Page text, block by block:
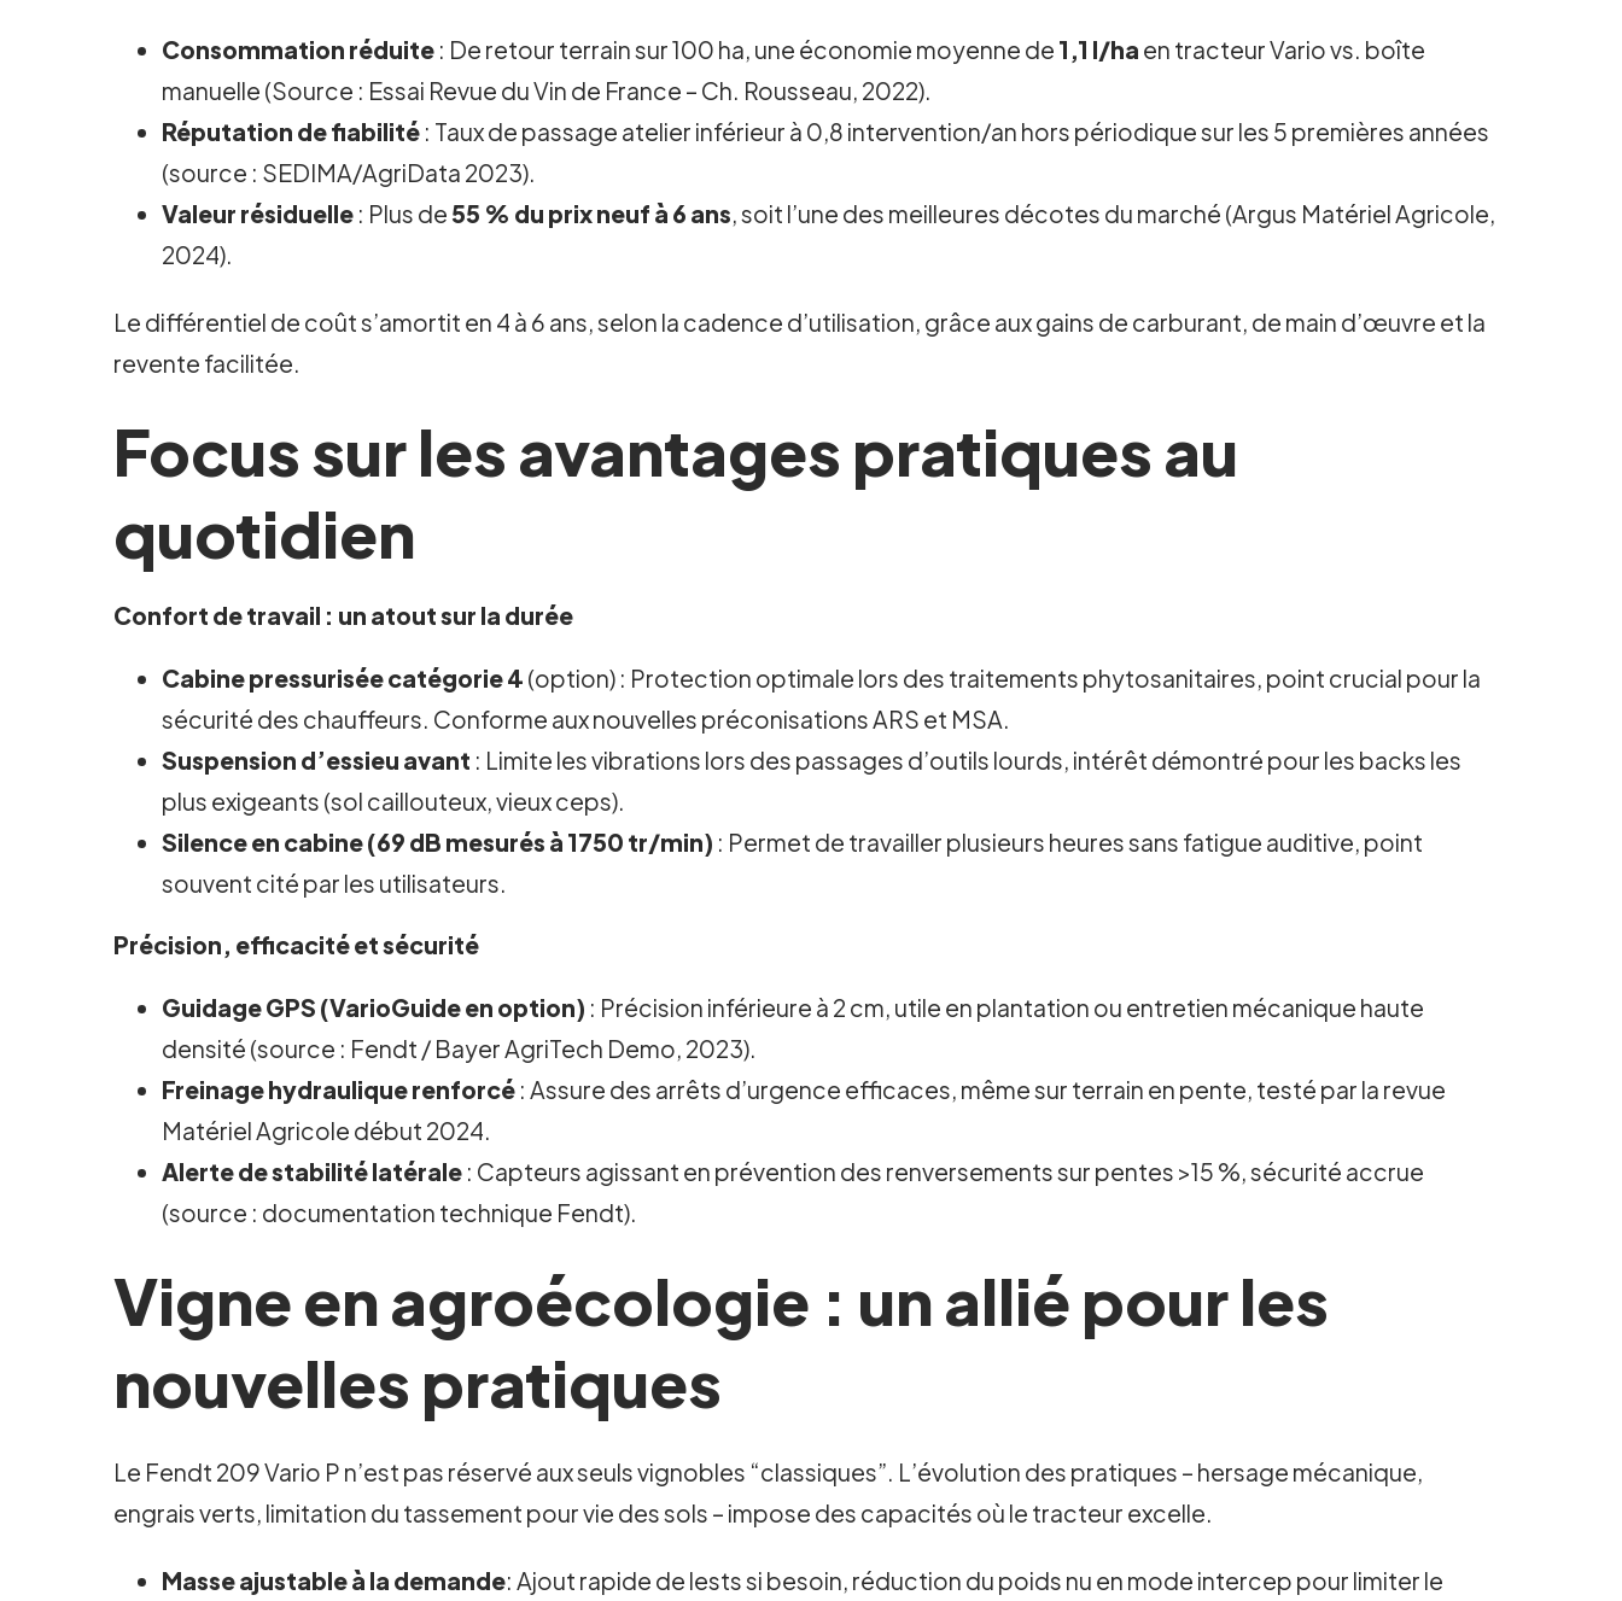
Consommation réduite : De retour terrain sur 100 ha, une économie moyenne de 1,1 l/ha en tracteur Vario vs. boîte
manuelle (Source : Essai Revue du Vin de France – Ch. Rousseau, 2022).
Réputation de fiabilité : Taux de passage atelier inférieur à 0,8 intervention/an hors périodique sur les 5 premières années
(source : SEDIMA/AgriData 2023).
Valeur résiduelle : Plus de 55 % du prix neuf à 6 ans, soit l’une des meilleures décotes du marché (Argus Matériel Agricole,
2024).
Le différentiel de coût s’amortit en 4 à 6 ans, selon la cadence d’utilisation, grâce aux gains de carburant, de main d’œuvre et la
revente facilitée.
Focus sur les avantages pratiques au
quotidien
Confort de travail : un atout sur la durée
Cabine pressurisée catégorie 4 (option) : Protection optimale lors des traitements phytosanitaires, point crucial pour la
sécurité des chauffeurs. Conforme aux nouvelles préconisations ARS et MSA.
Suspension d’essieu avant : Limite les vibrations lors des passages d’outils lourds, intérêt démontré pour les backs les
plus exigeants (sol caillouteux, vieux ceps).
Silence en cabine (69 dB mesurés à 1750 tr/min) : Permet de travailler plusieurs heures sans fatigue auditive, point
souvent cité par les utilisateurs.
Précision, efficacité et sécurité
Guidage GPS (VarioGuide en option) : Précision inférieure à 2 cm, utile en plantation ou entretien mécanique haute
densité (source : Fendt / Bayer AgriTech Demo, 2023).
Freinage hydraulique renforcé : Assure des arrêts d’urgence efficaces, même sur terrain en pente, testé par la revue
Matériel Agricole début 2024.
Alerte de stabilité latérale : Capteurs agissant en prévention des renversements sur pentes >15 %, sécurité accrue
(source : documentation technique Fendt).
Vigne en agroécologie : un allié pour les
nouvelles pratiques
Le Fendt 209 Vario P n’est pas réservé aux seuls vignobles “classiques”. L’évolution des pratiques – hersage mécanique,
engrais verts, limitation du tassement pour vie des sols – impose des capacités où le tracteur excelle.
Masse ajustable à la demande: Ajout rapide de lests si besoin, réduction du poids nu en mode intercep pour limiter le